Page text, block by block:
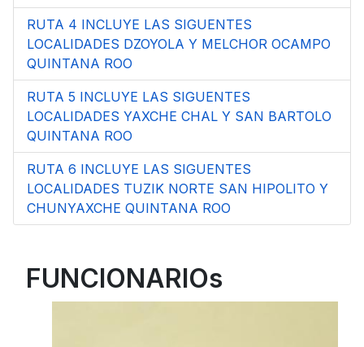
RUTA 4 INCLUYE LAS SIGUENTES
LOCALIDADES DZOYOLA Y MELCHOR OCAMPO
QUINTANA ROO
RUTA 5 INCLUYE LAS SIGUENTES
LOCALIDADES YAXCHE CHAL Y SAN BARTOLO
QUINTANA ROO
RUTA 6 INCLUYE LAS SIGUENTES
LOCALIDADES TUZIK NORTE SAN HIPOLITO Y
CHUNYAXCHE QUINTANA ROO
FUNCIONARIOs